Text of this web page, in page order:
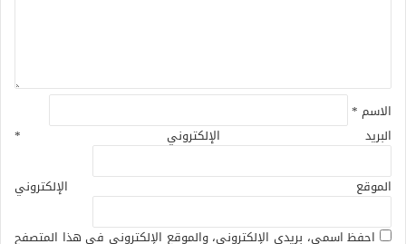
الاسم *
البريد الإلكتروني *
الموقع الإلكتروني
احفظ اسمي، بريدي الإلكتروني، والموقع الإلكتروني في هذا المتصفح